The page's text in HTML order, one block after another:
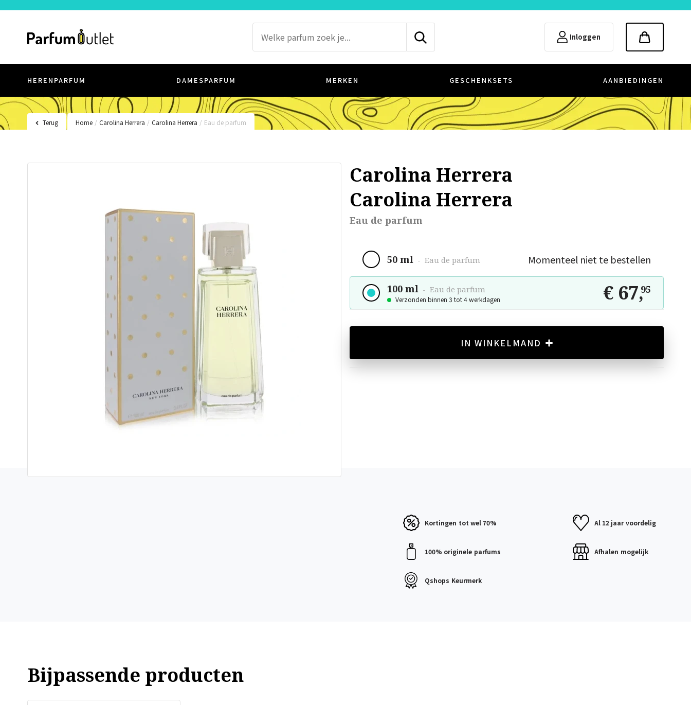
Inloggen
HERENPARFUM DAMESPARFUM MERKEN GESCHENKSETS AANBIEDINGEN
Terug Home / Carolina Herrera / Carolina Herrera / Eau de parfum
Carolina Herrera
Carolina Herrera
Eau de parfum
50 ml - Eau de parfum Momenteel niet te bestellen
100 ml - Eau de parfum
Verzonden binnen 3 tot 4 werkdagen € 67,95
IN WINKELMAND
Kortingen tot wel 70% Al 12 jaar voordelig
100% originele parfums Afhalen mogelijk
Qshops Keurmerk
Bijpassende producten